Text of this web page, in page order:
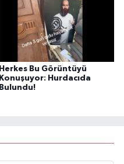
Herkes Bu Görüntüyü
Konuşuyor: Hurdacıda
Bulundu!